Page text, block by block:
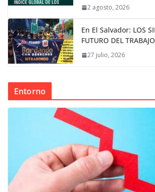
2 agosto, 2026
En El Salvador: LOS
FUTURO DEL
27 julio, 2026
Entorno